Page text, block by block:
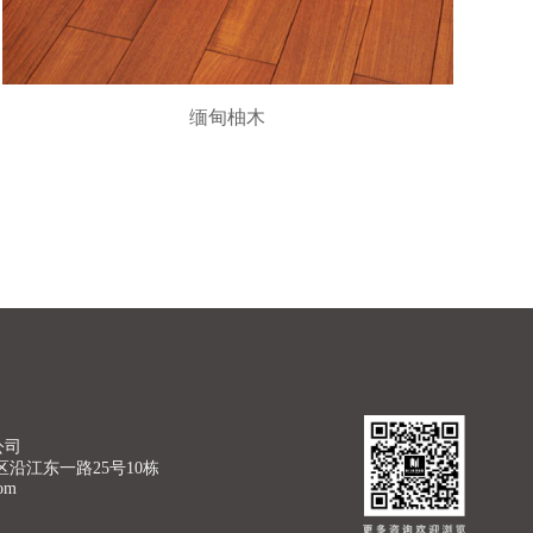
缅甸柚木
沿江东一路25号10栋